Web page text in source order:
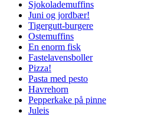
Sjokolademuffins
Juni og jordbær!
Tigergutt-burgere
Ostemuffins
En enorm fisk
Fastelavensboller
Pizza!
Pasta med pesto
Havrehorn
Pepperkake på pinne
Juleis